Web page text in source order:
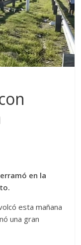
en la
esta mañana
una gran